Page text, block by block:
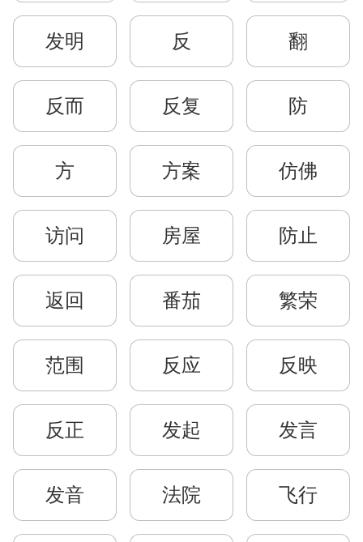
发明 反 翻
反而 反复 防
方 方案 仿佛
访问 房屋 防止
返回 番茄 繁荣
范围 反应 反映
反正 发起 发言
发音 法院 飞行